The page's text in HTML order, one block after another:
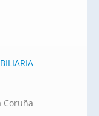
Coruña